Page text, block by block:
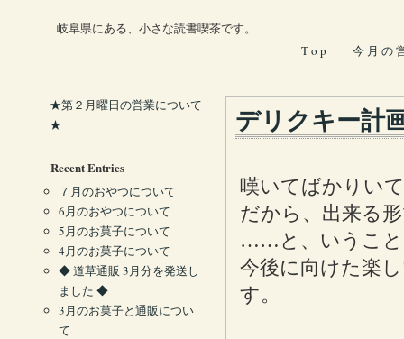
岐阜県にある、小さな読書喫茶です。
T o p
今 月 の
デリクキー計
嘆いてばかりい
だから、出来る
……と、いうこ
今後に向けた楽
す。
★第２月曜日の営業について
★
Recent Entries
７月のおやつについて
6月のおやつについて
5月のお菓子について
4月のお菓子について
◆ 道草通販 3月分を発送し
ました ◆
3月のお菓子と通販につい
て